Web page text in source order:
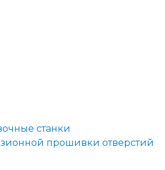
станки
прошивки отверстий